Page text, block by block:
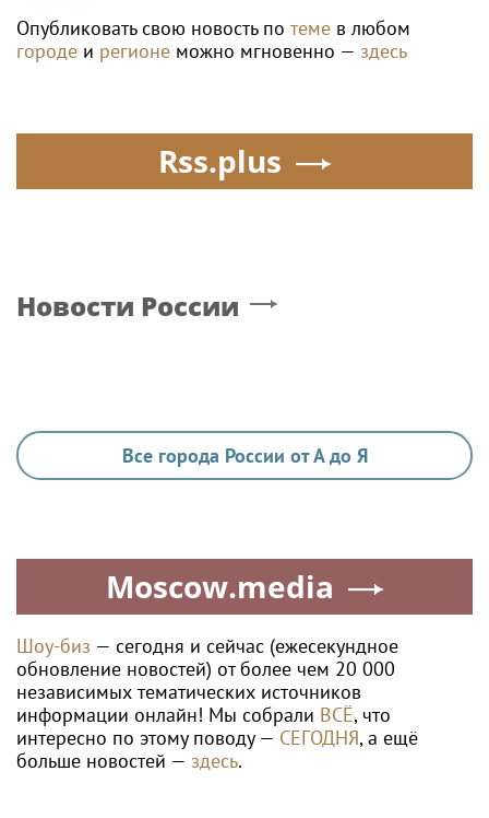
Опубликовать свою новость по теме в любом
городе и регионе можно мгновенно — здесь
Rss.plus
Новости России
Все города России от А до Я
Moscow.media
Шоу-биз — сегодня и сейчас (ежесекундное
обновление новостей) от более чем 20 000
независимых тематических источников
информации онлайн! Мы собрали ВСЁ, что
интересно по этому поводу — СЕГОДНЯ, а ещё
больше новостей — здесь.